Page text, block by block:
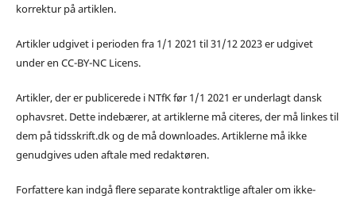
korrektur på artiklen.
Artikler udgivet i perioden fra 1/1 2021 til 31/12 2023 er udgivet
under en CC-BY-NC Licens.
Artikler, der er publicerede i NTfK før 1/1 2021 er underlagt dansk
ophavsret. Dette indebærer, at artiklerne må citeres, der må linkes til
dem på tidsskrift.dk og de må downloades. Artiklerne må ikke
genudgives uden aftale med redaktøren.
Forfattere kan indgå flere separate kontraktlige aftaler om ikke-